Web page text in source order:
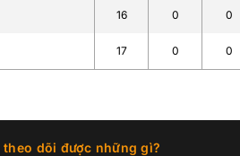
16 0 0
17 0 0
dõi được những gì?